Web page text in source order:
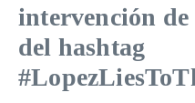
intervención
del hashtag